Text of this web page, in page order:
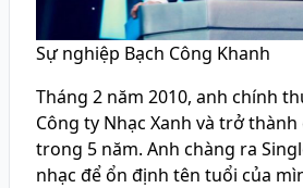
Sự nghiệp Bạch Công Khanh
Tháng 2 năm 2010, anh chính
Công ty Nhạc Xanh và trở thành
trong 5 năm. Anh chàng ra
nhạc để ổn định tên tuổi của